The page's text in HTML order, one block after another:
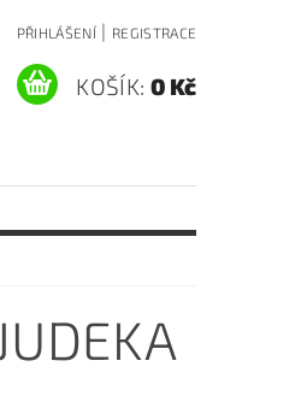
PŘIHLÁŠENÍ | REGISTRACE
KOŠÍK: 0 Kč